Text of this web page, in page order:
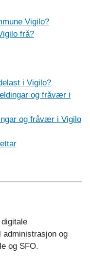
Vigilo?
frå?
i Vigilo?
og fråvær i
og fråvær i Vigilo
og
og SFO.